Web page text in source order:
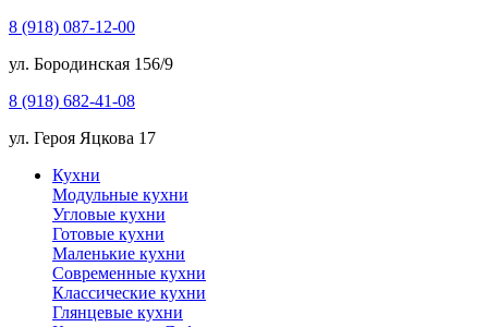
8 (918) 087-12-00
ул. Бородинская 156/9
8 (918) 682-41-08
ул. Героя Яцкова 17
Кухни
Модульные кухни
Угловые кухни
Готовые кухни
Маленькие кухни
Современные кухни
Классические кухни
Глянцевые кухни